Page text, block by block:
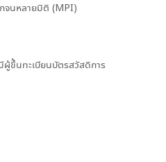
จนหลายมิติ (MPI)
ผู้ขึ้นทะเบียนบัตรสวัสดิการ